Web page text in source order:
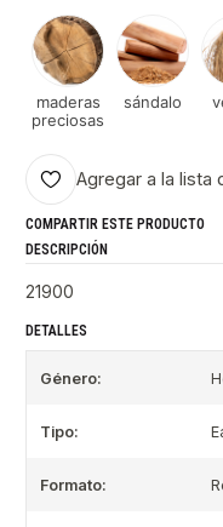
maderas
preciosas
sándalo
Agregar a la lista
COMPARTIR ESTE PRODUCTO
DESCRIPCIÓN
21900
DETALLES
Género:
Tipo:
Formato: